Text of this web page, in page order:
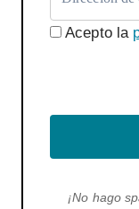
Acepto la
¡No hago